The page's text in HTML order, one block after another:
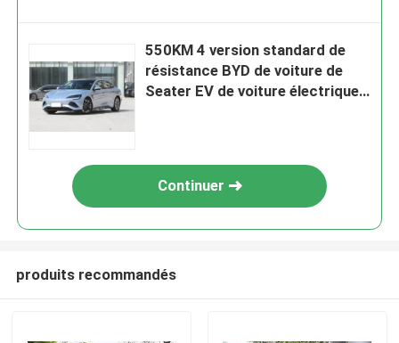
550KM 4 version standard de
résistance BYD de voiture de
Seater EV de voiture électrique
Continuer
produits recommandés